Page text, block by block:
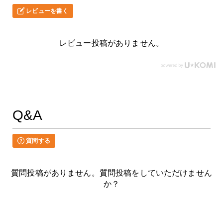
レビューを書く
レビュー投稿がありません。
Q&A
質問する
質問投稿がありません。質問投稿をしていただけません
か？